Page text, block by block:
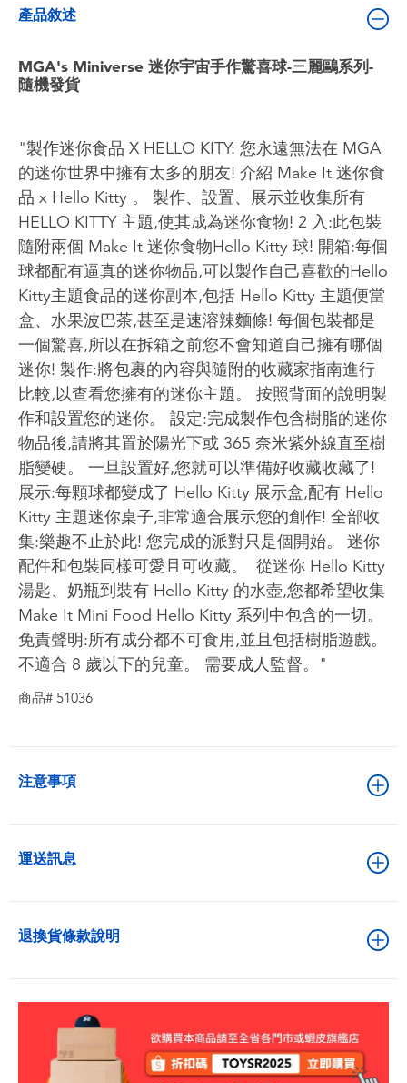
盲盒
角色收藏
生活雜貨
產品敘述
MGA's Miniverse 迷你宇宙手作驚喜球-三麗鷗系列-
隨機發貨
"製作迷你食品 X HELLO KITY: 您永遠無法在 MGA
的迷你世界中擁有太多的朋友! 介紹 Make It 迷你食
品 x Hello Kitty 。 製作、設置、展示並收集所有
HELLO KITTY 主題,使其成為迷你食物! 2 入:此包裝
隨附兩個 Make It 迷你食物Hello Kitty 球! 開箱:每個
球都配有逼真的迷你物品,可以製作自己喜歡的Hello
Kitty主題食品的迷你副本,包括 Hello Kitty 主題便當
盒、水果波巴茶,甚至是速溶辣麵條! 每個包裝都是
一個驚喜,所以在拆箱之前您不會知道自己擁有哪個
迷你! 製作:將包裹的內容與隨附的收藏家指南進行
比較,以查看您擁有的迷你主題。 按照背面的說明製
作和設置您的迷你。 ​ 設定:完成製作包含樹脂的迷你
物品後,請將其置於陽光下或 365 奈米紫外線直至樹
脂變硬。 一旦設置好,您就可以準備好收藏收藏了!
展示:每顆球都變成了 Hello Kitty 展示盒,配有 Hello
Kitty 主題迷你桌子,非常適合展示您的創作! 全部收
集:樂趣不止於此! 您完成的派對只是個開始。 迷你
配件和包裝同樣可愛且可收藏。 ​ 從迷你 Hello Kitty
湯匙、奶瓶到裝有 Hello Kitty 的水壺,您都希望收集
Make It Mini Food Hello Kitty 系列中包含的一切。
免責聲明:所有成分都不可食用,並且包括樹脂遊戲。
不適合 8 歲以下的兒童。 需要成人監督。"
商品# 51036
注意事項
運送訊息
退換貨條款說明